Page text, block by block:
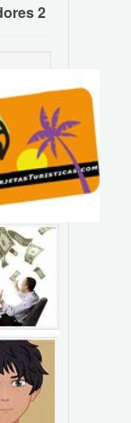
2